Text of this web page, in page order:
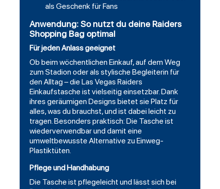
als Geschenk für Fans
Anwendung: So nutzt du deine Raiders
Shopping Bag optimal
Für jeden Anlass geeignet
Ob beim wöchentlichen Einkauf, auf dem Weg
zum Stadion oder als stylische Begleiterin für
den Alltag – die Las Vegas Raiders
Einkaufstasche ist vielseitig einsetzbar. Dank
ihres geräumigen Designs bietet sie Platz für
alles, was du brauchst, und ist dabei leicht zu
tragen. Besonders praktisch: Die Tasche ist
wiederverwendbar und damit eine
umweltbewusste Alternative zu Einweg-
Plastiktüten.
Pflege und Handhabung
Die Tasche ist pflegeleicht und lässt sich bei